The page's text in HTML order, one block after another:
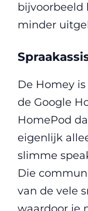
bijvoorbeeld
minder
De Homey
de Google
HomePod
eigenlijk
slimme
Die
van de vele